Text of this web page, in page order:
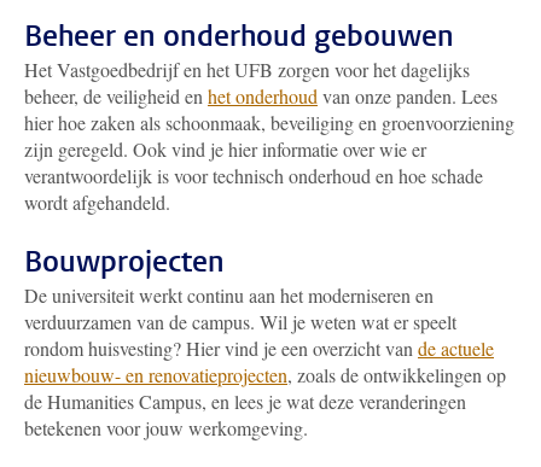
Beheer en onderhoud gebouwen
Het Vastgoedbedrijf en het UFB zorgen voor het dagelijks
beheer, de veiligheid en het onderhoud van onze panden. Lees
hier hoe zaken als schoonmaak, beveiliging en groenvoorziening
zijn geregeld. Ook vind je hier informatie over wie er
verantwoordelijk is voor technisch onderhoud en hoe schade
wordt afgehandeld.
Bouwprojecten
De universiteit werkt continu aan het moderniseren en
verduurzamen van de campus. Wil je weten wat er speelt
rondom huisvesting? Hier vind je een overzicht van de actuele
nieuwbouw- en renovatieprojecten, zoals de ontwikkelingen op
de Humanities Campus, en lees je wat deze veranderingen
betekenen voor jouw werkomgeving.